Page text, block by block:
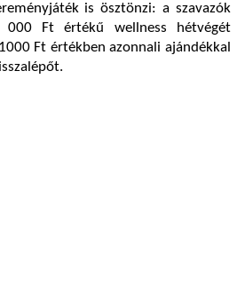
is ösztönzi: a szavazók
Ft értékű wellness hétvégét
Ft értékben azonnali ajándékkal